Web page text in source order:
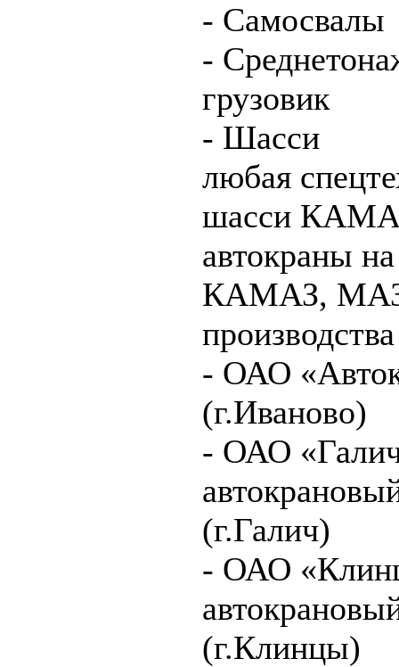
- Самосвалы
-
грузовик
- Шасси
любая
шасси
автокраны
КАМАЗ,
производства
- ОАО
(г.Иваново)
- ОАО
(г.Галич)
- ОАО
(г.Клинцы)